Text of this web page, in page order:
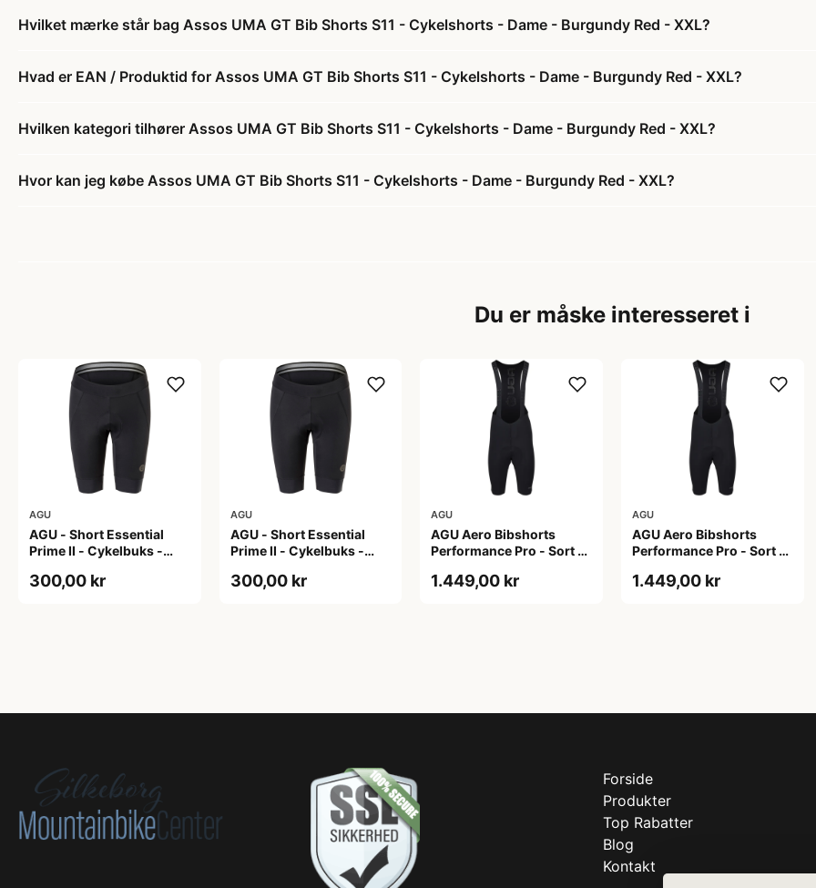
Hvilket mærke står bag Assos UMA GT Bib Shorts S11 - Cykelshorts - Dame - Burgundy Red - XXL?
Hvad er EAN / Produktid for Assos UMA GT Bib Shorts S11 - Cykelshorts - Dame - Burgundy Red - XXL?
Hvilken kategori tilhører Assos UMA GT Bib Shorts S11 - Cykelshorts - Dame - Burgundy Red - XXL?
Hvor kan jeg købe Assos UMA GT Bib Shorts S11 - Cykelshorts - Dame - Burgundy Red - XXL?
Du er måske interesseret i
AGU
AGU - Short Essential
Prime II - Cykelbuks -
300,00 kr
AGU
AGU - Short Essential
Prime II - Cykelbuks -
300,00 kr
AGU
AGU Aero Bibshorts
Performance Pro - Sort -
1.449,00 kr
AGU
AGU Aero Bibshorts
Performance Pro - Sort -
1.449,00 kr
Forside
Produkter
Top Rabatter
Blog
Kontakt